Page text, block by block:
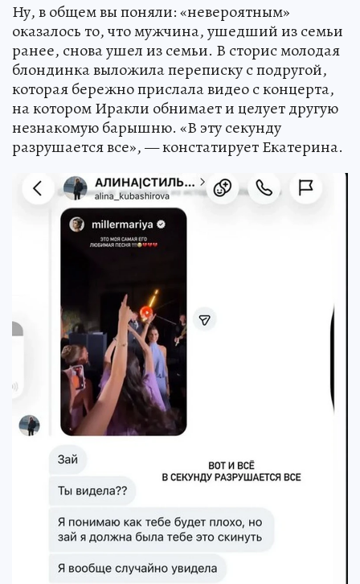
Ну, в общем вы поняли: «невероятным»
оказалось то, что мужчина, ушедший из семьи
ранее, снова ушел из семьи. В сторис молодая
блондинка выложила переписку с подругой,
которая бережно прислала видео с концерта,
на котором Иракли обнимает и целует другую
незнакомую барышню. «В эту секунду
разрушается все», — констатирует Екатерина.